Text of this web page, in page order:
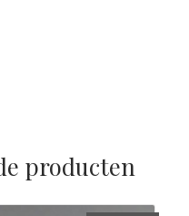
producten